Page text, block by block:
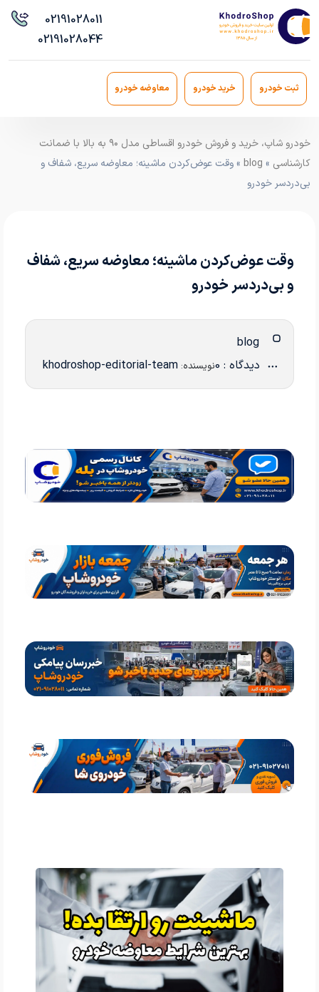
02191028011
02191028044
ثبت خودرو خرید خودرو معاوضه خودرو
خودرو شاپ، خرید و فروش خودرو اقساطی مدل ۹۰ به بالا با ضمانت
کارشناسی »
blog » وقت عوض‌کردن ماشینه؛ معاوضه سریع، شفاف و
بی‌دردسر خودرو
وقت عوض‌کردن ماشینه؛ معاوضه سریع، شفاف
و بی‌دردسر خودرو
دیدگاه : 0 نویسنده: khodroshop-editorial-team